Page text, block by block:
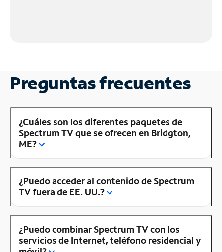
Preguntas frecuentes
¿Cuáles son los diferentes paquetes de
Spectrum TV que se ofrecen en Bridgton,
ME?
¿Puedo acceder al contenido de Spectrum
TV fuera de EE. UU.?
¿Puedo combinar Spectrum TV con los
servicios de Internet, teléfono residencial y